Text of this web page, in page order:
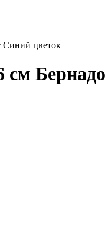
Синий цветок
см